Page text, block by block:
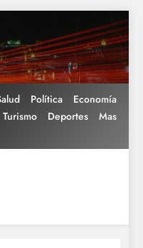
Política
Economía
Turismo Deportes Mas